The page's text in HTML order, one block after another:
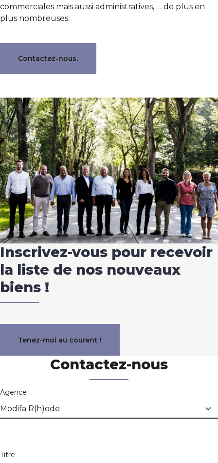
commerciales mais aussi administratives, … de plus en
plus nombreuses.
Contactez-nous.
Inscrivez-vous pour recevoir
la liste de nos nouveaux
biens !
Tenez-moi au courant !
Contactez-nous
Agence
Titre